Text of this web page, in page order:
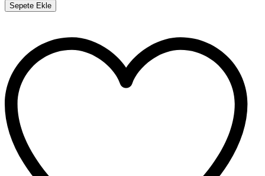
Sepete Ekle